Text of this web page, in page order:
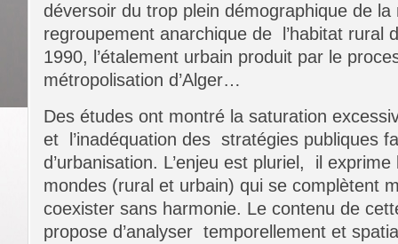
déversoir du trop plein démographique de la
regroupement anarchique de l’habitat rural
1990, l’étalement urbain produit par le
métropolisation d’Alger…
Des études ont montré la saturation
et l’inadéquation des stratégies publiques
d’urbanisation. L’enjeu est pluriel, il exprime
mondes (rural et urbain) qui se complètent
coexister sans harmonie. Le contenu de
propose d’analyser temporellement et